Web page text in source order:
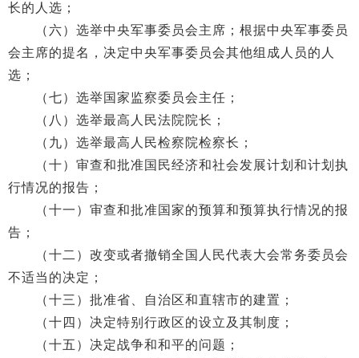
长的人选；
（六）选举中央军事委员会主席；根据中央军事委员
会主席的提名，决定中央军事委员会其他组成人员的人
选；
（七）选举国家监察委员会主任；
（八）选举最高人民法院院长；
（九）选举最高人民检察院检察长；
（十）审查和批准国民经济和社会发展计划和计划执
行情况的报告；
（十一）审查和批准国家的预算和预算执行情况的报
告；
（十二）改变或者撤销全国人民代表大会常务委员会
不适当的决定；
（十三）批准省、自治区和直辖市的建置；
（十四）决定特别行政区的设立及其制度；
（十五）决定战争和和平的问题；